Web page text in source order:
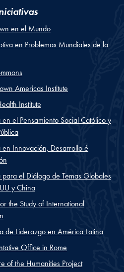
en el Mundo
en Problemas Mundiales de la
Americas Institute
Institute
en el Pensamiento Social Católico y
en Innovación, Desarrollo é
para el Diálogo de Temas Globales
y China
the Study of International
de Liderazgo en América Latina
Office in Rome
of the Humanities Project